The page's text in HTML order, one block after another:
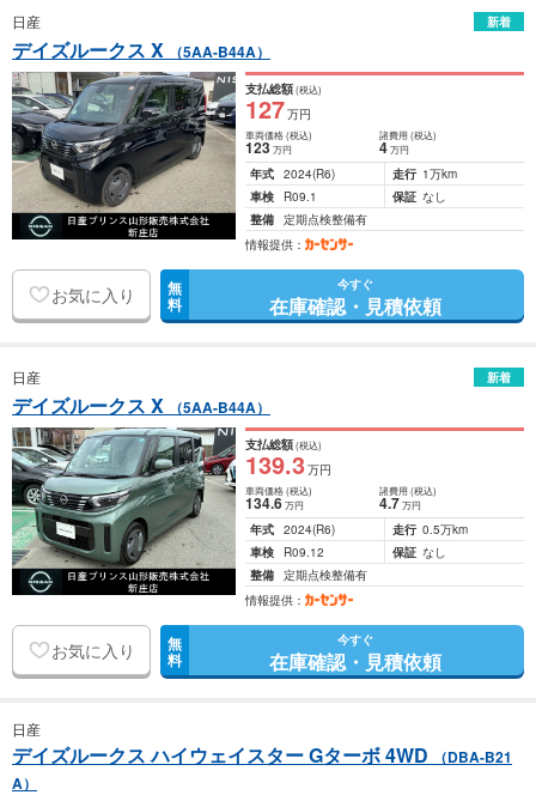
日産 新着
デイズルークス X （5AA-B44A）
支払総額(税込)
127万円
車両価格(税込)
123万円
諸費用 (税込)
4 万円
年式 2024(R6) 走行 1万km
車検
R09.1 保証 なし
整備 定期点検整備有
情報提供：
お気に入り 無
料
今すぐ
在庫確認・見積依頼
日産 新着
デイズルークス X （5AA-B44A）
支払総額(税込)
139.3万円
車両価格(税込)
134.6万円
諸費用 (税込)
4.7 万円
年式 2024(R6) 走行 0.5万km
車検
R09.12 保証 なし
整備 定期点検整備有
情報提供：
お気に入り 無
料
今すぐ
在庫確認・見積依頼
日産
デイズルークス ハイウェイスター Gターボ 4WD
（DBA-B21
A）